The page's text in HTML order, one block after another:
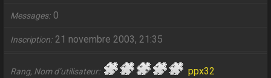
Messages 0
Inscription 21 novembre 2003, 21:35
Rang, Nom d’utilisateur ppx32